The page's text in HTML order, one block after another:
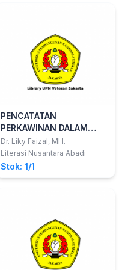
PENCATATAN
PERKAWINAN DALAM
TELAAH POLITIK HUKUM
ISLAM
Dr. Liky Faizal, MH.
Literasi Nusantara Abadi
Stok: 1/1